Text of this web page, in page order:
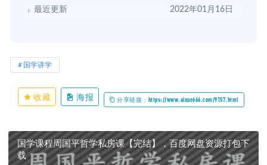
最近更新 2022年01月16日
国学讲学
收藏 海报 分享链接：https://www.aixue666.com/9157.html
国学课程周国平哲学私房课【完结】，百度网盘资源打包下
载